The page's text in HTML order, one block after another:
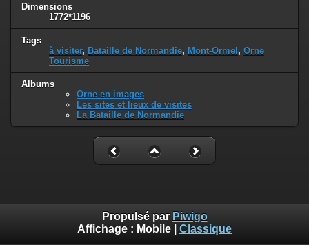
Dimensions
1772*1196
Tags
à visiter, Bataille de Normandie, Mont-Ormel, Orne
Tourisme
Albums
Orne en images
Les sites et lieux de visites
La Bataille de Normandie
Propulsé par Piwigo
Affichage : Mobile Classique